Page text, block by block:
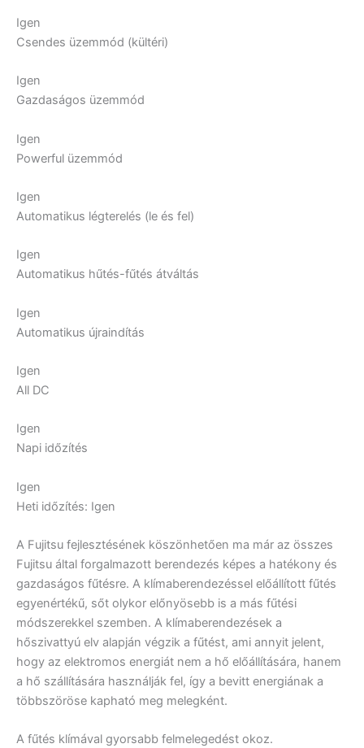
Igen
Csendes üzemmód (kültéri)
Igen
Gazdaságos üzemmód
Igen
Powerful üzemmód
Igen
Automatikus légterelés (le és fel)
Igen
Automatikus hűtés-fűtés átváltás
Igen
Automatikus újraindítás
Igen
All DC
Igen
Napi időzítés
Igen
Heti időzítés: Igen
A Fujitsu fejlesztésének köszönhetően ma már az összes
Fujitsu által forgalmazott berendezés képes a hatékony és
gazdaságos fűtésre. A klímaberendezéssel előállított fűtés
egyenértékű, sőt olykor előnyösebb is a más fűtési
módszerekkel szemben. A klímaberendezések a
hőszivattyú elv alapján végzik a fűtést, ami annyit jelent,
hogy az elektromos energiát nem a hő előállítására, hanem
a hő szállítására használják fel, így a bevitt energiának a
többszöröse kapható meg melegként.
A fűtés klímával gyorsabb felmelegedést okoz.